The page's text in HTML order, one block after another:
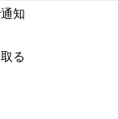
知
る